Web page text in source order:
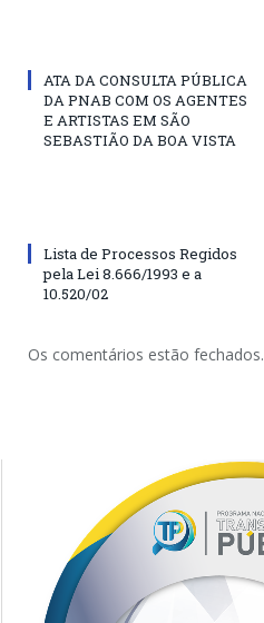
ATA DA CONSULTA PÚBLICA
DA PNAB COM OS AGENTES
E ARTISTAS EM SÃO
SEBASTIÃO DA BOA VISTA
Lista de Processos Regidos
pela Lei 8.666/1993 e a
10.520/02
Os comentários estão fechados.